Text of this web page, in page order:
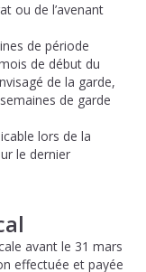
ou de l’avenant
de période
de début du
de la garde,
de garde
lors de la
le dernier
avant le 31 mars
effectuée et payée